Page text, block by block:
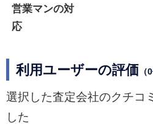
営業マンの対
応
利用ユーザーの評価 （
選択した査定会社のクチコ
した